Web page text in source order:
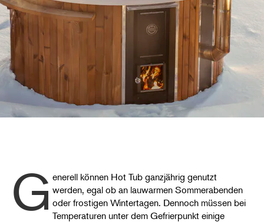
G enerell können Hot Tub ganzjährig genutzt
werden, egal ob an lauwarmen Sommerabenden
oder frostigen Wintertagen. Dennoch müssen bei
Temperaturen unter dem Gefrierpunkt einige